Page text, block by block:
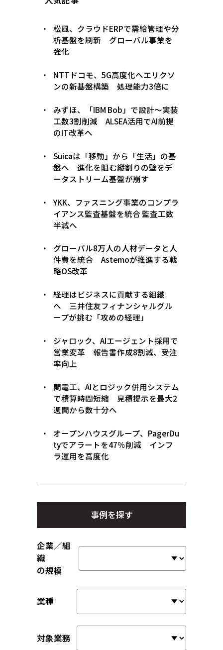
松風、クラウドERPで需給管理や分
析基盤を刷新 グローバル事業を
強化
NTTドコモ、5G高度化へエリクソ
ンの新基盤構築 処理能力3倍に
みずほ、「IBM Bob」で設計〜実装
工数3割削減 ALSEA活用でAI前提
のIT改革へ
Suicaは「移動」から「生活」の基
盤へ 進化を阻む縦割りの壁をデ
ータストリーム基盤が崩す
YKK、ファスニング事業のコンプラ
イアンス監査基盤を統合 監査工数
半減へ
グローバル8万人の人材データと人
件費を統合 Astemoが推進する戦
略OS改革
経理はビジネスに貢献する組織
へ 三井住友フィナンシャルグル
ープが挑む「攻めの経理」
ジャロック、AIエージェント採用で
営業変革 報告書作成8割減、受注
率向上
関電工、AIとロジック併用システム
で積算時間短縮 見積提示を最大2
週間から数十分へ
オープンハウスグループ、PagerDu
tyでアラートを47％削減 インフ
ラ運用を高度化
事例を探す
企業／組
織
の規模
業種
対象業務